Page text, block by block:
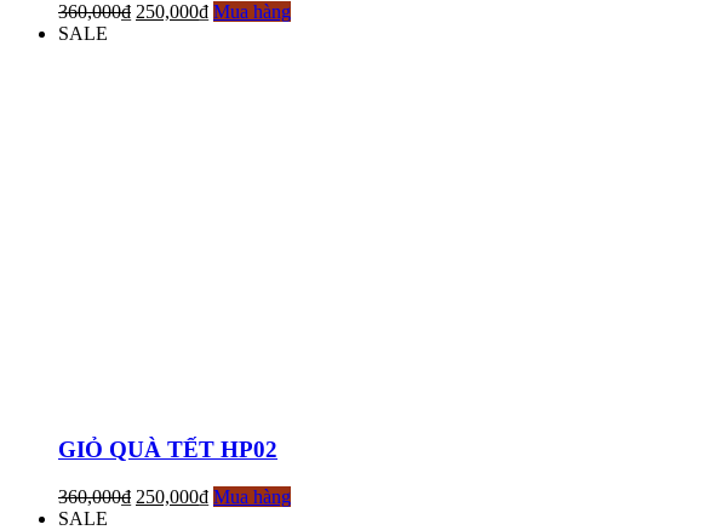
360,000₫ 250,000₫ Mua hàng
SALE
GIỎ QUÀ TẾT HP02
360,000₫ 250,000₫ Mua hàng
SALE